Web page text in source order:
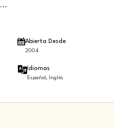
...
Abierta Desde
2004
Idiomas
Español, Inglés